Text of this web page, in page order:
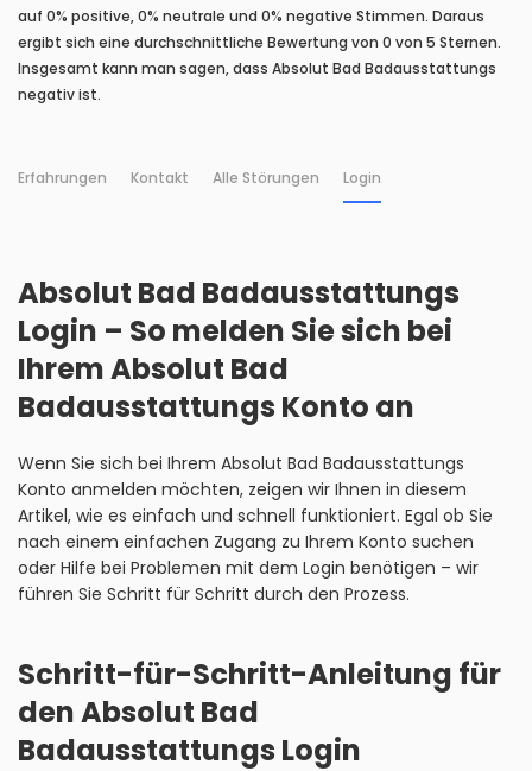
auf 0% positive, 0% neutrale und 0% negative Stimmen. Daraus
ergibt sich eine durchschnittliche Bewertung von 0 von 5 Sternen.
Insgesamt kann man sagen, dass Absolut Bad Badausstattungs
negativ ist.
Erfahrungen Kontakt Alle Störungen Login
Absolut Bad Badausstattungs
Login – So melden Sie sich bei
Ihrem Absolut Bad
Badausstattungs Konto an
Wenn Sie sich bei Ihrem Absolut Bad Badausstattungs
Konto anmelden möchten, zeigen wir Ihnen in diesem
Artikel, wie es einfach und schnell funktioniert. Egal ob Sie
nach einem einfachen Zugang zu Ihrem Konto suchen
oder Hilfe bei Problemen mit dem Login benötigen – wir
führen Sie Schritt für Schritt durch den Prozess.
Schritt-für-Schritt-Anleitung für
den Absolut Bad
Badausstattungs Login